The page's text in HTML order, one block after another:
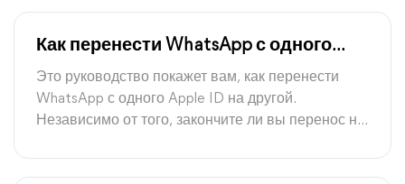
на iPhone.
Как перенести WhatsApp с одного
Apple ID на другой
Это руководство покажет вам, как перенести
WhatsApp с одного Apple ID на другой.
Независимо от того, закончите ли вы перенос на